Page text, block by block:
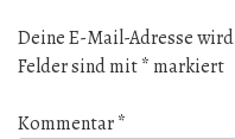
Deine E-Mail-Adresse
Felder sind mit* markiert
Kommentar*